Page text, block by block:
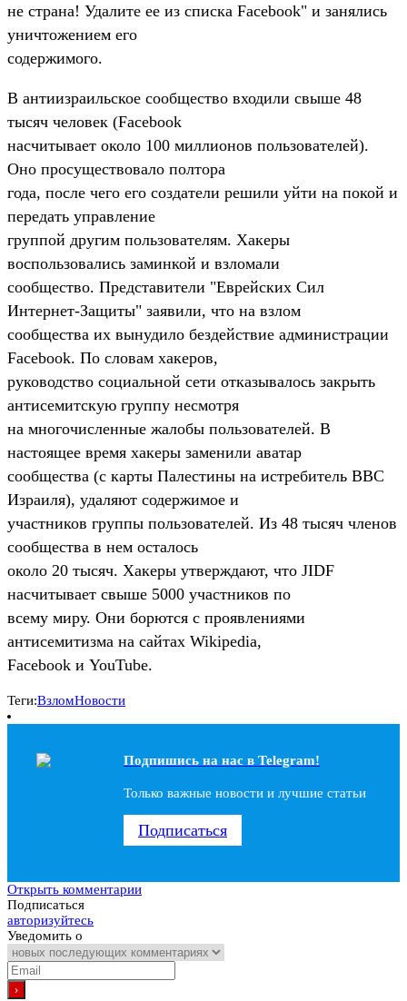
не страна! Удалите ее из списка Facebook" и занялись
уничтожением его
содержимого.
В антиизраильское сообщество входили свыше 48
тысяч человек (Facebook
насчитывает около 100 миллионов пользователей).
Оно просуществовало полтора
года, после чего его создатели решили уйти на покой и
передать управление
группой другим пользователям. Хакеры
воспользовались заминкой и взломали
сообщество. Представители "Еврейских Сил
Интернет-Защиты" заявили, что на взлом
сообщества их вынудило бездействие администрации
Facebook. По словам хакеров,
руководство социальной сети отказывалось закрыть
антисемитскую группу несмотря
на многочисленные жалобы пользователей. В
настоящее время хакеры заменили аватар
сообщества (с карты Палестины на истребитель ВВС
Израиля), удаляют содержимое и
участников группы пользователей. Из 48 тысяч членов
сообщества в нем осталось
около 20 тысяч. Хакеры утверждают, что JIDF
насчитывает свыше 5000 участников по
всему миру. Они борются с проявлениями
антисемитизма на сайтах Wikipedia,
Facebook и YouTube.
Теги:ВзломНовости
Подпишись на наc в Telegram!
Только важные новости и лучшие статьи
Подписаться
Открыть комментарии
Подписаться
авторизуйтесь
Уведомить о